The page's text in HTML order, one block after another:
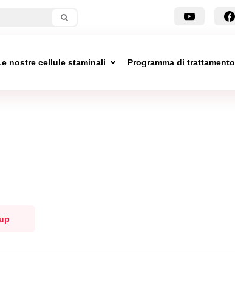
nostre cellule staminali Programma di trattamento